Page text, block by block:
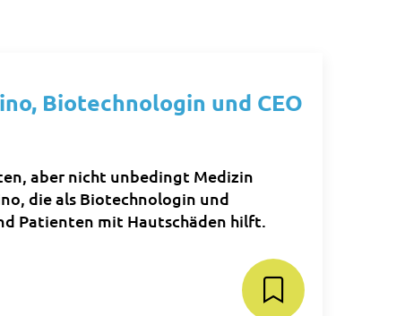
Biotechnologin und CEO
aber nicht unbedingt Medizin
die als Biotechnologin und
Patienten mit Hautschäden hilft.